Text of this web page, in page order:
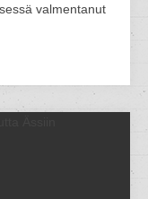
valmentanut